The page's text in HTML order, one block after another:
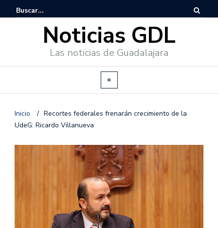
Noticias GDL
Las noticias de Guadalajara
Inicio / Recortes federales frenarán crecimiento de la
UdeG: Ricardo Villanueva